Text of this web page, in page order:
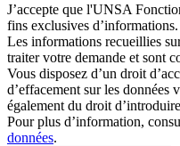
J’accepte que l'UNSA
fins exclusives d’informations.
Les informations recueillies
traiter votre demande et sont
Vous disposez d’un droit
d’effacement sur les données
également du droit
Pour plus d’information,
données.